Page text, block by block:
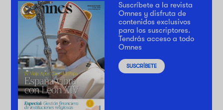
Suscríbete a la revista
Omnes y disfruta de
contenidos exclusivos
para los suscriptores.
Tendrás acceso a todo
Omnes
SUSCRÍBETE